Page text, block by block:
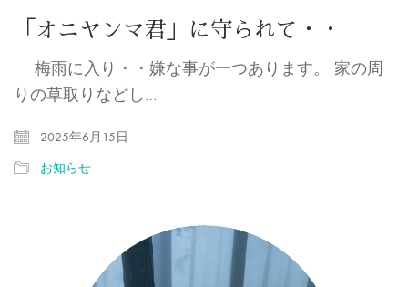
「オニヤンマ君」に守られて・・
梅雨に入り・・嫌な事が一つあります。 家の周
りの草取りなどし…
2025年6月15日
お知らせ